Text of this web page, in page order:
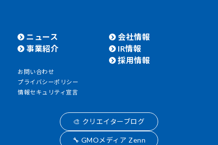
ニュース
事業紹介
会社情報
IR情報
採用情報
お問い合わせ
プライバシーポリシー
情報セキュリティ宣言
🎨 クリエイターブログ
🔧 GMOメディア Zenn